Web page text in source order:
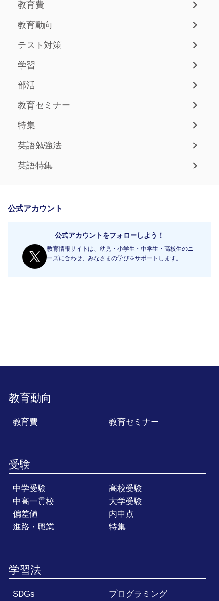
教育費
教育動向
テスト対策
学習
部活
教育セミナー
特集
英語勉強法
英語特集
公式アカウント
公式アカウントをフォローしよう！
教育情報サイトは、幼児・小学生・中学生・高校生のニ
ーズに合わせ、みなさまの学びをサポートします。
教育動向
教育費 教育セミナー
受験
中学受験
高校受験
中高一貫校
大学受験
偏差値
内申点
進路・職業
特集
学習法
SDGs
プログラミング